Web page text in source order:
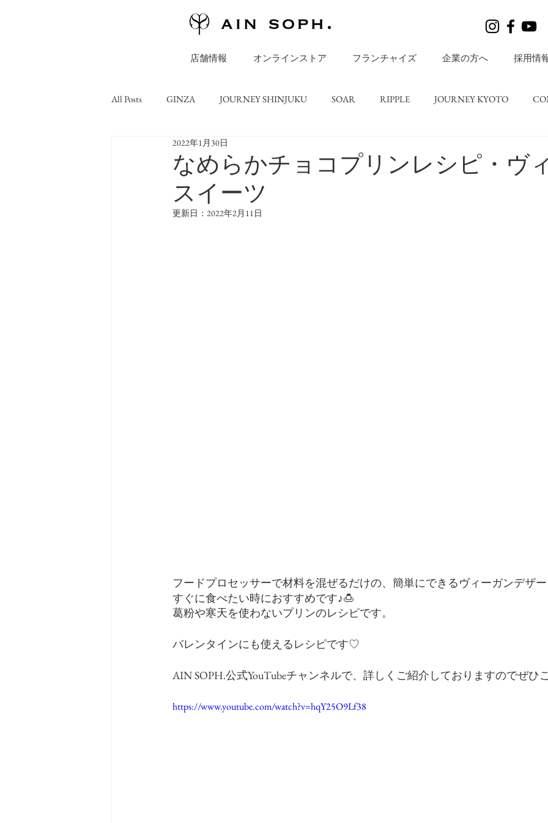
店舗情報 オンラインストア フランチャイズ 企業の方へ 採用情
All Posts GINZA JOURNEY SHINJUKU SOAR RIPPLE JOURNEY KYOTO
ONLINE STORE コラム
なめらかチョコプリンレシピ・ヴ
スイーツ
2022年1月30日
更新日： 2022年2月11日
フードプロセッサーで材料を混ぜるだけの、簡単にできるヴィーガンデザ
すぐに食べたい時におすすめです♪🍮
葛粉や寒天を使わないプリンのレシピです。
バレンタインにも使えるレシピです♡
AIN SOPH.公式YouTubeチャンネルで、詳しくご紹介しておりますのでぜひ
https://www.youtube.com/watch?v=hqY25O9Lf38